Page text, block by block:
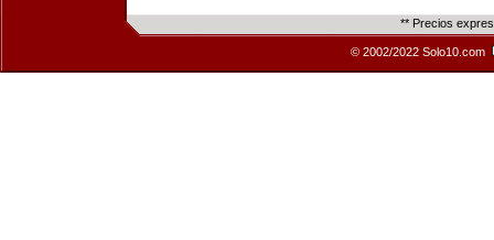
** Precios
© 2002/2022 Solo10.com